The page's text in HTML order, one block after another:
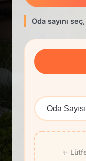
Oda sayını
✨